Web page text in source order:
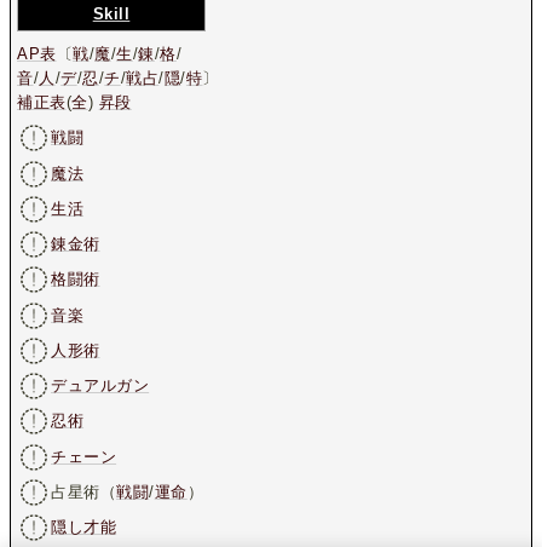
Skill
AP表 〔戦/魔/生/錬/格/
音/人 /デ/忍/チ/戦占/隠/特〕
補正表(全) 昇段
戦闘
魔法
生活
錬金術
格闘術
音楽
人形術
デュアルガン
忍術
チェーン
占星術（戦闘/運命 ）
隠し才能